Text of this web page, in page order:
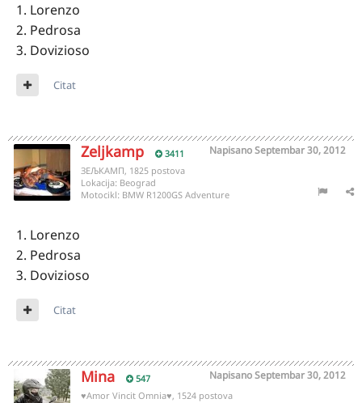
1. Lorenzo
2. Pedrosa
3. Dovizioso
Citat
Zeljkamp 3411 NapisanoSeptembar 30, 2012
ЗЕЉКАМП, 1825 postova
Lokacija: Beograd
Motocikl: BMW R1200GS Adventure
1. Lorenzo
2. Pedrosa
3. Dovizioso
Citat
Mina 547 NapisanoSeptembar 30, 2012
♥Amor Vincit Omnia♥, 1524 postova